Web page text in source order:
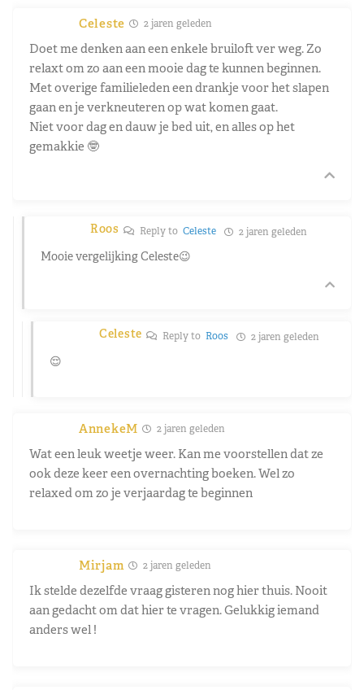
Celeste 2 jaren geleden
Doet me denken aan een enkele bruiloft ver weg. Zo
relaxt om zo aan een mooie dag te kunnen beginnen.
Met overige familieleden een drankje voor het slapen
gaan en je verkneuteren op wat komen gaat.
Niet voor dag en dauw je bed uit, en alles op het
gemakkie 🤓
Roos Reply to Celeste 2 jaren geleden
Mooie vergelijking Celeste😉
Celeste Reply to Roos 2 jaren geleden
😌
AnnekeM 2 jaren geleden
Wat een leuk weetje weer. Kan me voorstellen dat ze
ook deze keer een overnachting boeken. Wel zo
relaxed om zo je verjaardag te beginnen
Mirjam 2 jaren geleden
Ik stelde dezelfde vraag gisteren nog hier thuis. Nooit
aan gedacht om dat hier te vragen. Gelukkig iemand
anders wel !